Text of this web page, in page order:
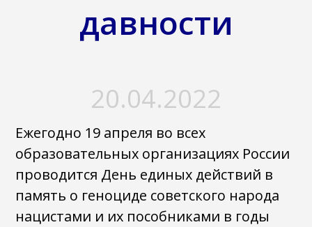
давности
20.04.2022
Ежегодно 19 апреля во всех
образовательных организациях России
проводится День единых действий в
память о геноциде советского народа
нацистами и их пособниками в годы